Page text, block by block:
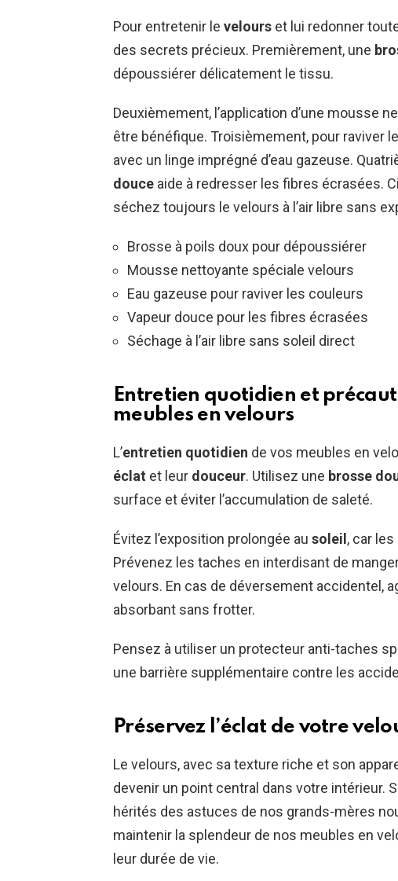
Pour entretenir le velours et lui redonner
des secrets précieux. Premièrement, une
dépoussiérer délicatement le tissu.
Deuxièmement, l’application d’une mousse
être bénéfique. Troisièmement, pour raviver
avec un linge imprégné d’eau gazeuse.
douce aide à redresser les fibres écrasées.
séchez toujours le velours à l’air libre sans
Brosse à poils doux pour dépoussiérer
Mousse nettoyante spéciale velours
Eau gazeuse pour raviver les couleurs
Vapeur douce pour les fibres écrasées
Séchage à l’air libre sans soleil direct
Entretien quotidien et
meubles en velours
L’entretien quotidien de vos meubles en
éclat et leur douceur. Utilisez une brosse
surface et éviter l’accumulation de saleté.
Évitez l’exposition prolongée au soleil, car
Prévenez les taches en interdisant de
velours. En cas de déversement accidentel,
absorbant sans frotter.
Pensez à utiliser un protecteur anti-taches
une barrière supplémentaire contre les
Préservez l’éclat de votre
Le velours, avec sa texture riche et son
devenir un point central dans votre intérieur.
hérités des astuces de nos grands-mères
maintenir la splendeur de nos meubles en
leur durée de vie.